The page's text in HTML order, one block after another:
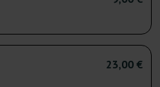
23,00 €